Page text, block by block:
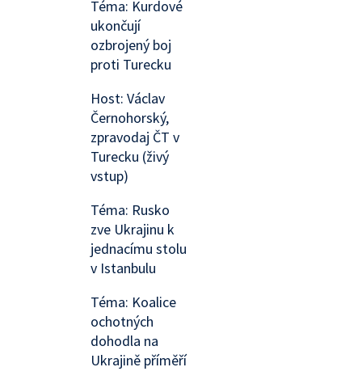
Téma: Kurdové
ukončují
ozbrojený boj
proti Turecku
Host: Václav
Černohorský,
zpravodaj ČT v
Turecku (živý
vstup)
Téma: Rusko
zve Ukrajinu k
jednacímu stolu
v Istanbulu
Téma: Koalice
ochotných
dohodla na
Ukrajině příměří